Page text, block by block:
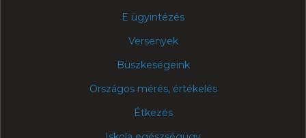
E ügyintézés
Versenyek
Büszkeségeink
Országos mérés, értékelés
Étkezés